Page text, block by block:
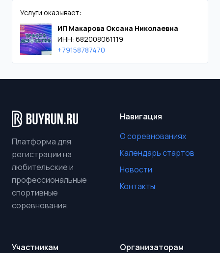
Услуги оказывает:
ИП Макарова Оксана Николаевна
ИНН: 682008061119
+79158787470
Платформа для
регистрации на
любительские и
профессиональные
спортивные
соревнования.
Навигация
О соревнованиях
Календарь стартов
Новости
Контакты
Участникам
Организаторам